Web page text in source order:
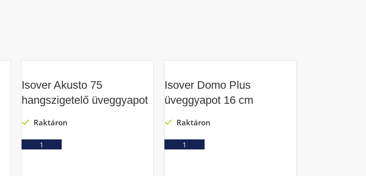
Isover Akusto 75
hangszigetelő üveggyapot
Raktáron
Isover Domo Plus
üveggyapot 16 cm
Raktáron